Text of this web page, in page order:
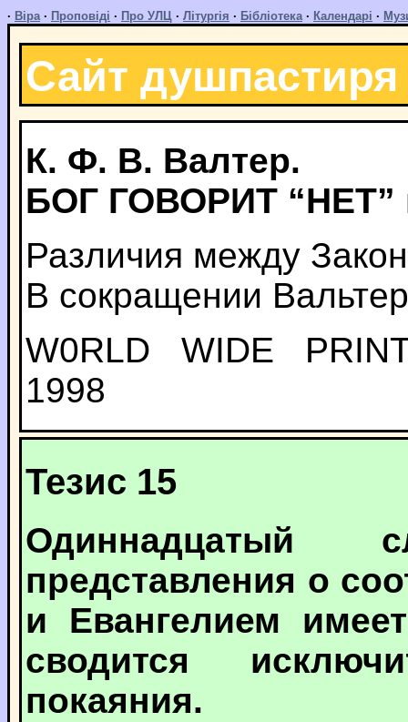
· Віра· Проповіді · Про УЛЦ · Літургія · Бібліотека· Календарі ·
Сайт
К. Ф. В. Валтер.
БОГ ГОВОРИТ
Различия между
В сокращении
W0RLD WIDE
1998
Тезис 15
Одиннадцатый
представления о
и Евангелием
сводится
покаяния.